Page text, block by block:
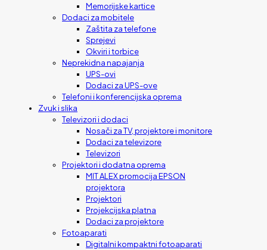
Memorijske kartice
Dodaci za mobitele
Zaštita za telefone
Sprejevi
Okviri i torbice
Neprekidna napajanja
UPS-ovi
Dodaci za UPS-ove
Telefoni i konferencijska oprema
Zvuk i slika
Televizori i dodaci
Nosači za TV, projektore i monitore
Dodaci za televizore
Televizori
Projektori i dodatna oprema
MIT ALEX promocija EPSON
projektora
Projektori
Projekcijska platna
Dodaci za projektore
Fotoaparati
Digitalni kompaktni fotoaparati